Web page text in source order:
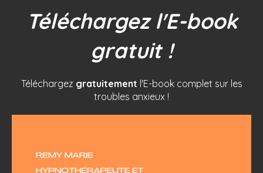
Téléchargez l'E-book
gratuit !
Téléchargez gratuitement l'E-book complet sur les
troubles anxieux !